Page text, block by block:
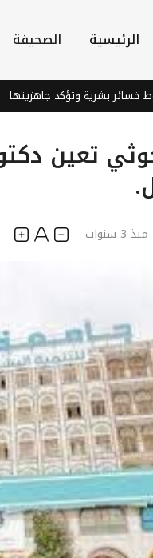
الرئيسية الصحيفة
بشرية وتؤكد جاهزيتها
تعين
منذ 3 سنوات